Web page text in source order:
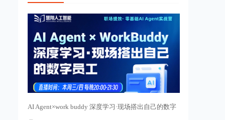
AI Agent×work buddy 深度学习·现场搭出自己的数字